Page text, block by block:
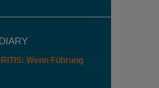
Wenn Führung